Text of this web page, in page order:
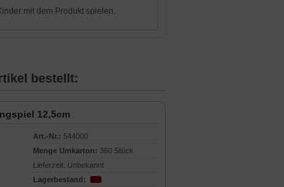
mit dem Produkt spielen.
bestellt:
12,5cm
Art.-Nr.: 544000
Menge Umkarton: 360 Stück
Lieferzeit: Unbekannt
Lagerbestand: